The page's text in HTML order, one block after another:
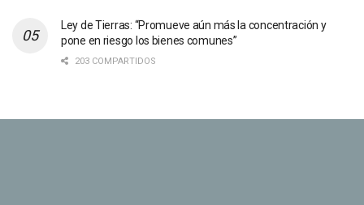
Ley de Tierras: “Promueve aún más la concentración y
pone en riesgo los bienes comunes”
203 COMPARTIDOS